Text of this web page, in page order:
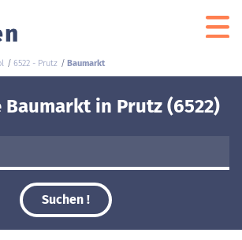
6522 - Prutz Baumarkt
Baumarkt in Prutz (6522)
Suchen !